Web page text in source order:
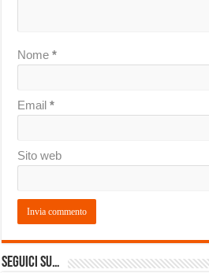
Nome*
Email*
Sito web
Seguici su…